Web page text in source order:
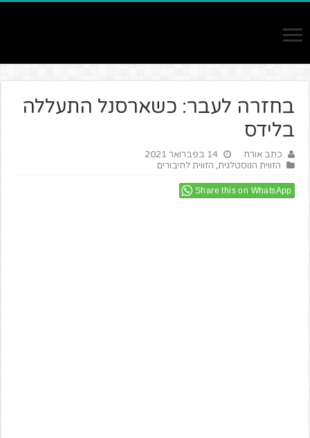
בחזרה לעבר: כשארסנל התעללה
בלידס
כתב אורח
14 בפברואר 2021
הזווית הנוסטלגית, הזווית לחיבורים
Share this on WhatsApp